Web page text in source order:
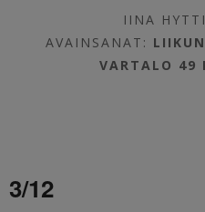
IINA
AVAINSANAT:
VARTALO 49
3/12